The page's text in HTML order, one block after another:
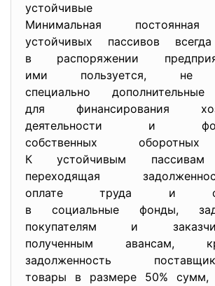
устойчивые
Минимальная
устойчивых пассивов
в распоряжении
ими пользуется, не
специально
для финансирования
деятельности и
собственных
К устойчивым
переходящая
оплате труда и
в социальные фонды,
покупателям и
полученным авансам,
задолженность
товары в размере 50% сумм,